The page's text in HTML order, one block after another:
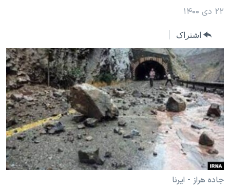
به
فرهنگ و زندگی
حقوق شهروندی
اقتصادی
علم و فناوری
اسرائیل در جنگ
گالری عکس
آرشیو پخش زنده
مستندها
انتخابات ریاست جمهوری آمریکا ۲۰۲۴
حمله جمهوری اسلامی به اسرائیل
رمز مهسا
ورزش زنان در ایران
اعتراضات زن، زندگی، آزادی
مجموعه مستندهای دادخواهی
پخش رادیویی
یادگیری زبان انگلیسی
دنبال کنید
زبانهای مختلف
۲۲ دی ۱۴۰۰
اشتراک
جاده هراز - ایرنا